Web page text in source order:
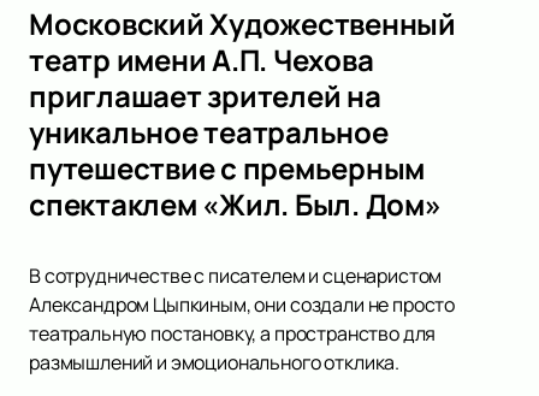
Московский Художественный
театр имени А.П. Чехова
приглашает зрителей на
уникальное театральное
путешествие с премьерным
спектаклем «Жил. Был. Дом»
В сотрудничестве с писателем и сценаристом
Александром Цыпкиным, они создали не просто
театральную постановку, а пространство для
размышлений и эмоционального отклика.